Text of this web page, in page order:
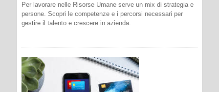
Per lavorare nelle Risorse Umane serve un mix di strategia e
persone. Scopri le competenze e i percorsi necessari per
gestire il talento e crescere in azienda.